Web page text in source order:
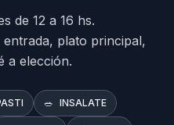
de 12 a 16 hs.
plato principal,
a elección.
🥗 INSALATE